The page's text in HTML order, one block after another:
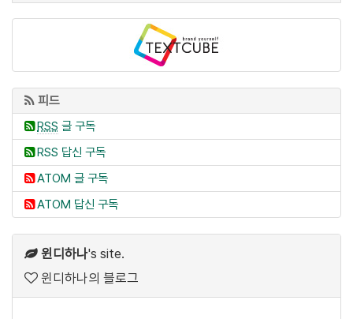
피드
RSS 글 구독
RSS 답신 구독
ATOM 글 구독
ATOM 답신 구독
윈디하나's site.
윈디하나의 블로그